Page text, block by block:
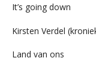
It’s going down
Kirsten Verdel
Land van ons